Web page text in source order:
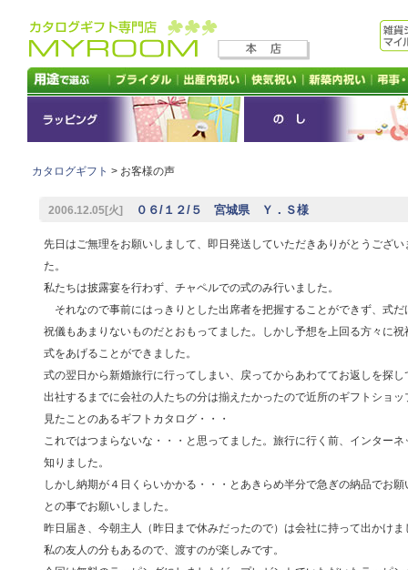
カタログギフト > お客様の声
2006.12.05[火] ０６/１２/５ 宮城県 Ｙ．Ｓ様
先日はご無理をお願いしまして、即日発送していただきありがとうござ
た。
私たちは披露宴を行わず、チャペルでの式のみ行いました。
それなので事前にはっきりとした出席者を把握することができず、式だ
祝儀もあまりないものだとおもってました。しかし予想を上回る方々に
式をあげることができました。
式の翌日から新婚旅行に行ってしまい、戻ってからあわててお返しを探
出社するまでに会社の人たちの分は揃えたかったので近所のギフトショ
見たことのあるギフトカタログ・・・
これではつまらないな・・・と思ってました。旅行に行く前、インター
知りました。
しかし納期が４日くらいかかる・・・とあきらめ半分で急ぎの納品でお
との事でお願いしました。
昨日届き、今朝主人（昨日まで休みだったので）は会社に持って出かけま
私の友人の分もあるので、渡すのが楽しみです。